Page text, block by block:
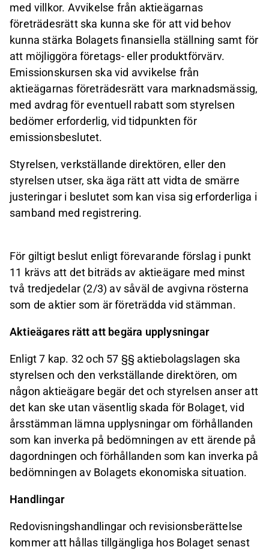
med villkor. Avvikelse från aktieägarnas
företrädesrätt ska kunna ske för att vid behov
kunna stärka Bolagets finansiella ställning samt för
att möjliggöra företags- eller produktförvärv.
Emissionskursen ska vid avvikelse från
aktieägarnas företrädesrätt vara marknadsmässig,
med avdrag för eventuell rabatt som styrelsen
bedömer erforderlig, vid tidpunkten för
emissionsbeslutet.
Styrelsen, verkställande direktören, eller den
styrelsen utser, ska äga rätt att vidta de smärre
justeringar i beslutet som kan visa sig erforderliga i
samband med registrering.
För giltigt beslut enligt förevarande förslag i punkt
11 krävs att det biträds av aktieägare med minst
två tredjedelar (2/3) av såväl de avgivna rösterna
som de aktier som är företrädda vid stämman.
Aktieägares rätt att begära upplysningar
Enligt 7 kap. 32 och 57 §§ aktiebolagslagen ska
styrelsen och den verkställande direktören, om
någon aktieägare begär det och styrelsen anser att
det kan ske utan väsentlig skada för Bolaget, vid
årsstämman lämna upplysningar om förhållanden
som kan inverka på bedömningen av ett ärende på
dagordningen och förhållanden som kan inverka på
bedömningen av Bolagets ekonomiska situation.
Handlingar
Redovisningshandlingar och revisionsberättelse
kommer att hållas tillgängliga hos Bolaget senast